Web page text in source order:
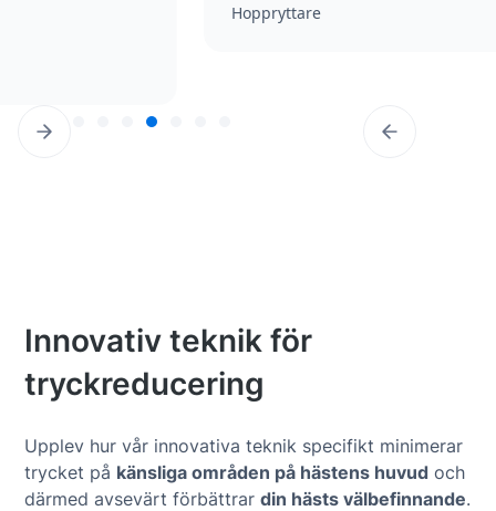
Innovativ teknik för
tryckreducering
Upplev hur vår innovativa teknik specifikt minimerar
trycket på känsliga områden på hästens huvud och
därmed avsevärt förbättrardin hästs välbefinnande.